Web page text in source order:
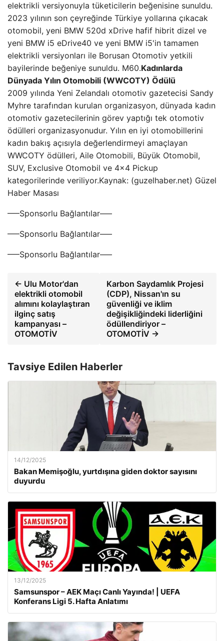
elektrikli versiyonuyla tüketicilerin beğenisine sunuldu.
2023 yılının son çeyreğinde Türkiye yollarına çıkacak
otomobil, yeni BMW 520d xDrive hafif hibrit dizel ve
yeni BMW i5 eDrive40 ve yeni BMW i5'in tamamen
elektrikli versiyonları ile Borusan Otomotiv yetkili
bayilerinde beğeniye sunuldu. M60.Kadınlarda
Dünyada Yılın Otomobili (WWCOTY) Ödülü
2009 yılında Yeni Zelandalı otomotiv gazetecisi Sandy
Myhre tarafından kurulan organizasyon, dünyada kadın
otomotiv gazetecilerinin görev yaptığı tek otomotiv
ödülleri organizasyonudur. Yılın en iyi otomobillerini
kadın bakış açısıyla değerlendirmeyi amaçlayan
WWCOTY ödülleri, Aile Otomobili, Büyük Otomobil,
SUV, Exclusive Otomobil ve 4×4 Pickup
kategorilerinde veriliyor.Kaynak: (guzelhaber.net) Güzel
Haber Masası
—–Sponsorlu Bağlantılar—–
—–Sponsorlu Bağlantılar—–
—–Sponsorlu Bağlantılar—–
← Ulu Motor'dan
elektrikli otomobil
alımını kolaylaştıran
ilginç satış
kampanyası –
OTOMOTİV
Karbon Saydamlık Projesi
(CDP), Nissan'ın su
güvenliği ve iklim
değişikliğindeki liderliğini
ödüllendiriyor –
OTOMOTİV →
Tavsiye Edilen Haberler
14/12/2025
Bakan Memişoğlu, yurtdışına giden doktor sayısını
duyurdu
13/12/2025
Samsunspor – AEK Maçı Canlı Yayında! | UEFA
Konferans Ligi 5. Hafta Anlatımı